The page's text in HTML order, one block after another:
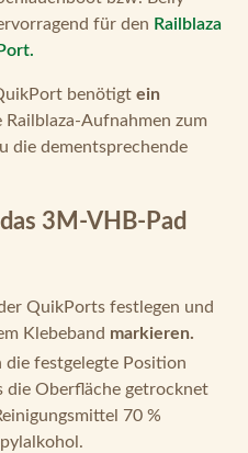
für den Railblaza
benötigt ein
Aufnahmen zum
die dementsprechende
3M-VHB-Pad
QuikPorts festlegen und
Klebeband markieren.
die festgelegte Position
die Oberfläche getrocknet
70 %